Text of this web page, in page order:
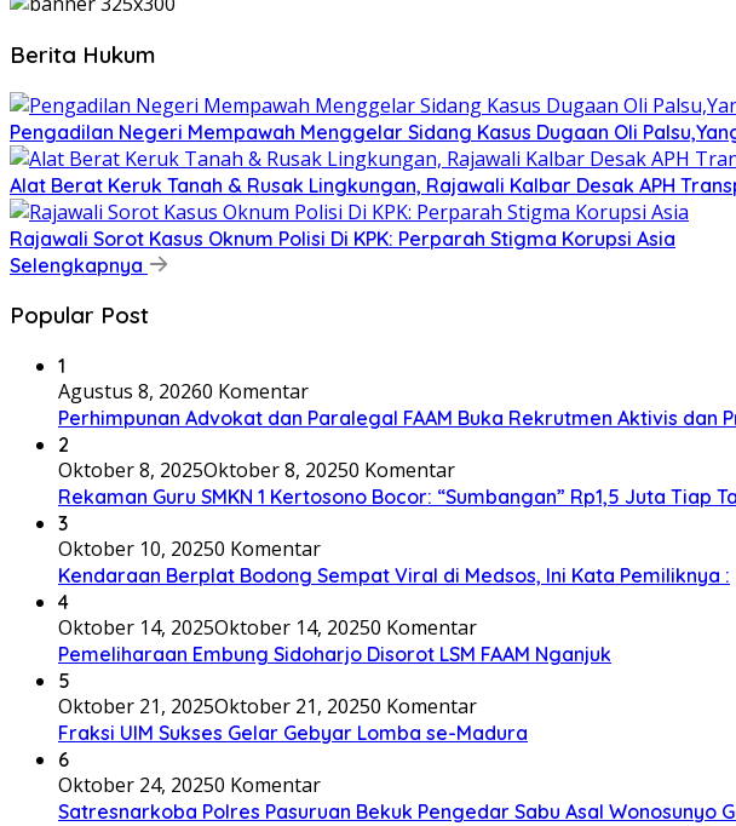
Berita Hukum
Pengadilan Negeri Mempawah Menggelar Sidang Kasus Dugaan Oli
Alat Berat Keruk Tanah & Rusak Lingkungan, Rajawali Kalbar Desak APH
Rajawali Sorot Kasus Oknum Polisi Di KPK: Perparah Stigma Korupsi Asia
Selengkapnya
Popular Post
1
Agustus 8, 20260 Komentar
Perhimpunan Advokat dan Paralegal FAAM Buka Rekrutmen Aktivis dan
2
Oktober 8, 2025Oktober 8, 20250 Komentar
Rekaman Guru SMKN 1 Kertosono Bocor: “Sumbangan” Rp1,5 Juta
3
Oktober 10, 20250 Komentar
Kendaraan Berplat Bodong Sempat Viral di Medsos, Ini Kata Pemiliknya :
4
Oktober 14, 2025Oktober 14, 20250 Komentar
Pemeliharaan Embung Sidoharjo Disorot LSM FAAM Nganjuk
5
Oktober 21, 2025Oktober 21, 20250 Komentar
Fraksi UIM Sukses Gelar Gebyar Lomba se-Madura
6
Oktober 24, 20250 Komentar
Satresnarkoba Polres Pasuruan Bekuk Pengedar Sabu Asal Wonosunyo